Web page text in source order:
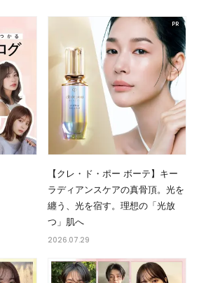
【クレ・ド・ポー ボーテ】キー
ラディアンスケアの真骨頂。光を
纏う、光を宿す。理想の「光放
つ」肌へ
2026.07.29